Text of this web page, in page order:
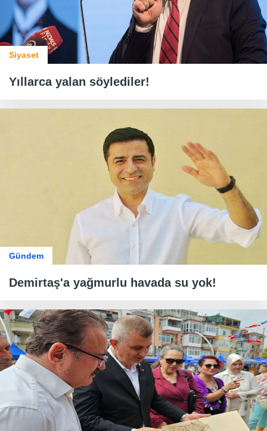
Siyaset
Yıllarca yalan söylediler!
Gündem
Demirtaş'a yağmurlu havada su yok!